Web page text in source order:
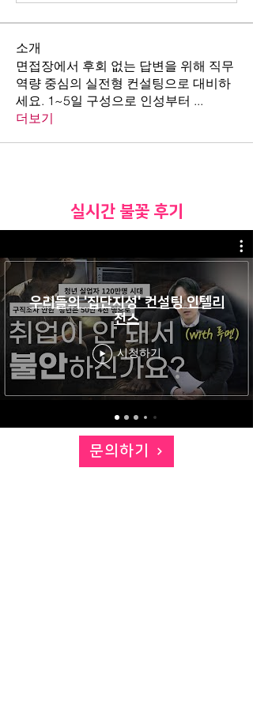
소개
면접장에서 후회 없는 답변을 위해 직무
역량 중심의 실전형 컨설팅으로 대비하
세요. 1~5일 구성으로 인성부터 ...
더보기
​실시간 불꽃 후기
우리들의 '집단지성' 컨설팅 인텔리
전스
시청하기
문의하기